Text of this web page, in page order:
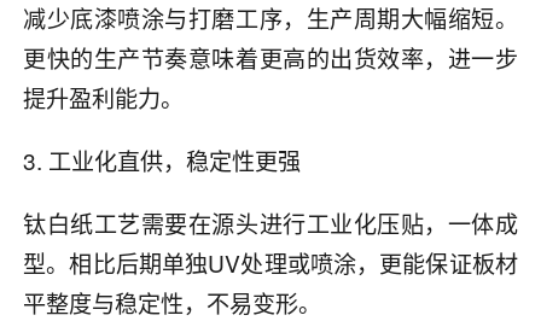
减少底漆喷涂与打磨工序，生产周期大幅缩短。
更快的生产节奏意味着更高的出货效率，进一步
提升盈利能力。
3. 工业化直供，稳定性更强
钛白纸工艺需要在源头进行工业化压贴，一体成
型。相比后期单独UV处理或喷涂，更能保证板材
平整度与稳定性，不易变形。